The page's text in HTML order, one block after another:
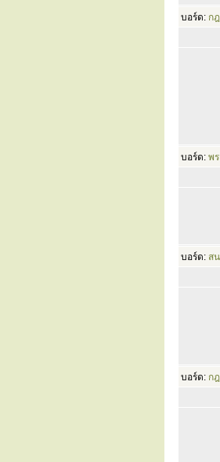
บอร์ด: ก
บอร์ด: พ
บอร์ด: ส
บอร์ด: ก